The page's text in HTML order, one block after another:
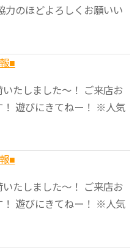
のほどよろしくお願いい
■
いたしました〜！ ご来店お
！ 遊びにきてねー！ ※人気
■
いたしました〜！ ご来店お
！ 遊びにきてねー！ ※人気